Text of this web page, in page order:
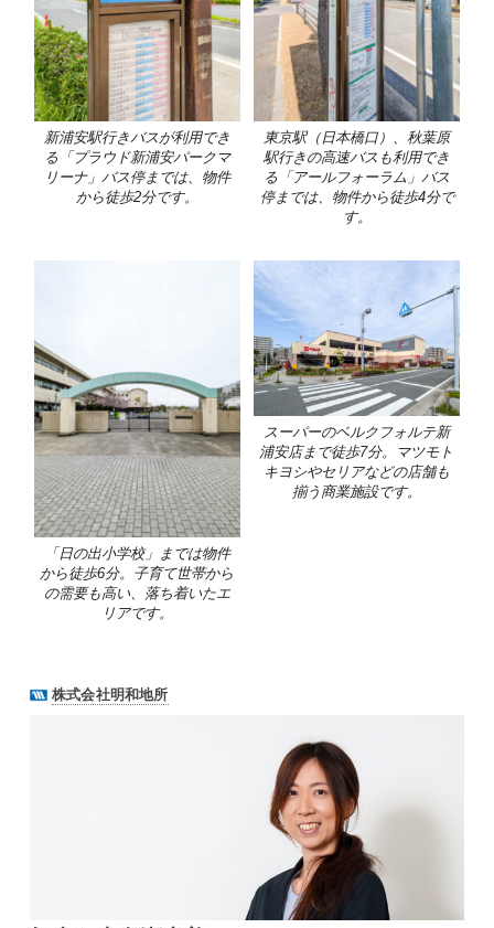
新浦安駅行きバスが利用でき
る「プラウド新浦安パークマ
リーナ」バス停までは、物件
から徒歩2分です。
東京駅（日本橋口）、秋葉原
駅行きの高速バスも利用でき
る「アールフォーラム」バス
停までは、物件から徒歩4分で
す。
「日の出小学校」までは物件
から徒歩6分。子育て世帯から
の需要も高い、落ち着いたエ
リアです。
スーパーのベルクフォルテ新
浦安店まで徒歩7分。マツモト
キヨシやセリアなどの店舗も
揃う商業施設です。